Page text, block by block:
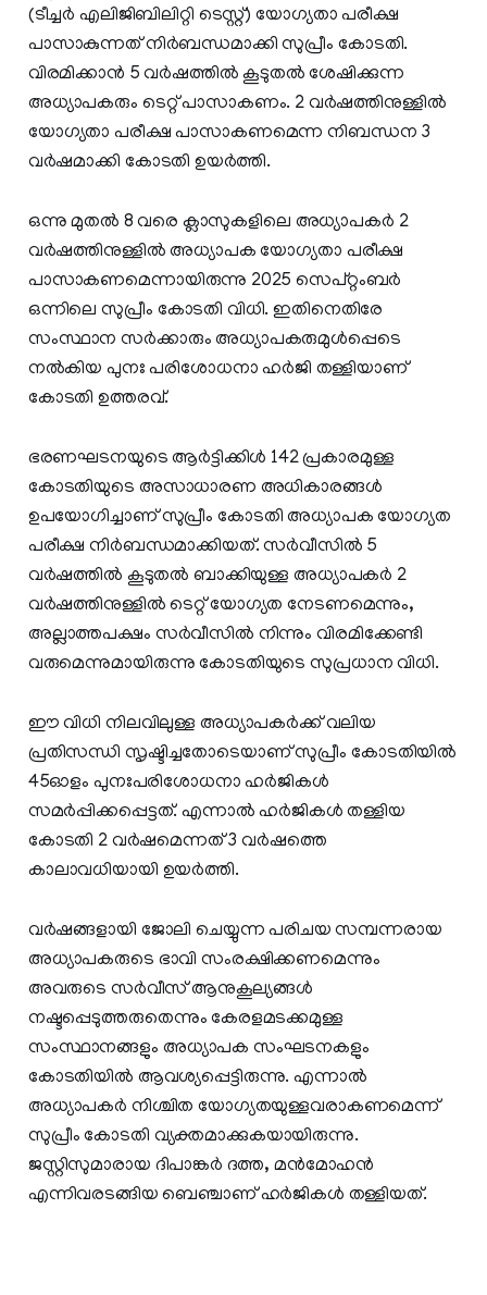
(ടീച്ചർ എലിജിബിലിറ്റി ടെസ്റ്റ്) യോഗ്യതാ പരീക്ഷ
പാസാകുന്നത് നിർബന്ധമാക്കി സുപ്രീം കോടതി.
വിരമിക്കാൻ 5 വർഷത്തിൽ കൂടുതൽ ശേഷിക്കുന്ന
അധ്യാപകരും ടെറ്റ് പാസാകണം. 2 വർഷത്തിനുള്ളിൽ
യോഗ്യതാ പരീക്ഷ പാസാകണമെന്ന നിബന്ധന 3
വർഷമാക്കി കോടതി ഉയർത്തി.
ഒന്നു മുതൽ 8 വരെ ക്ലാസുകളിലെ അധ്യാപകർ 2
വർഷത്തിനുള്ളിൽ അധ്യാപക യോഗ്യതാ പരീക്ഷ
പാസാകണമെന്നായിരുന്നു 2025 സെപ്റ്റംബർ
ഒന്നിലെ സുപ്രീം കോടതി വിധി. ഇതിനെതിരേ
സംസ്ഥാന സർക്കാരും അധ്യാപകരുമുൾപ്പെടെ
നൽകിയ പുനഃ പരിശോധനാ ഹർജി തള്ളിയാണ്
കോടതി ഉത്തരവ്.
ഭരണഘടനയുടെ ആർട്ടിക്കിൾ 142 പ്രകാരമുള്ള
കോടതിയുടെ അസാധാരണ അധികാരങ്ങൾ
ഉപയോഗിച്ചാണ് സുപ്രീം കോടതി അധ്യാപക യോഗ്യത
പരീക്ഷ നിർബന്ധമാക്കിയത്. സർവീസിൽ 5
വർഷത്തിൽ കൂടുതൽ ബാക്കിയുള്ള അധ്യാപകർ 2
വർഷത്തിനുള്ളിൽ ടെറ്റ് യോഗ്യത നേടണമെന്നും,
അല്ലാത്തപക്ഷം സർവീസിൽ നിന്നും വിരമിക്കേണ്ടി
വരുമെന്നുമായിരുന്നു കോടതിയുടെ സുപ്രധാന വിധി.
ഈ വിധി നിലവിലുള്ള അധ്യാപകർക്ക് വലിയ
പ്രതിസന്ധി സൃഷ്ടിച്ചതോടെയാണ് സുപ്രീം കോടതിയിൽ
45ഓളം പുനഃപരിശോധനാ ഹർജികൾ
സമർപ്പിക്കപ്പെട്ടത്. എന്നാൽ ഹർജികൾ തള്ളിയ
കോടതി 2 വർഷമെന്നത് 3 വർഷത്തെ
കാലാവധിയായി ഉയർത്തി.
വർഷങ്ങളായി ജോലി ചെയ്യുന്ന പരിചയ സമ്പന്നരായ
അധ്യാപകരുടെ ഭാവി സംരക്ഷിക്കണമെന്നും
അവരുടെ സർവീസ് ആനുകൂല്യങ്ങൾ
നഷ്ടപ്പെടുത്തരുതെന്നും കേരളമടക്കമുള്ള
സംസ്ഥാനങ്ങളും അധ്യാപക സംഘടനകളും
കോടതിയിൽ ആവശ്യപ്പെട്ടിരുന്നു. എന്നാൽ
അധ്യാപകർ നിശ്ചിത യോഗ്യതയുള്ളവരാകണമെന്ന്
സുപ്രീം കോടതി വ്യക്തമാക്കുകയായിരുന്നു.
ജസ്റ്റിസുമാരായ ദിപാങ്കർ ദത്ത, മൻമോഹൻ
എന്നിവരടങ്ങിയ ബെഞ്ചാണ് ഹർജികൾ തള്ളിയത്.